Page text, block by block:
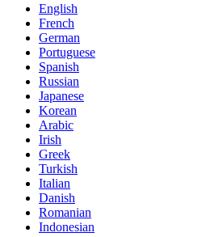
English
French
German
Portuguese
Spanish
Russian
Japanese
Korean
Arabic
Irish
Greek
Turkish
Italian
Danish
Romanian
Indonesian